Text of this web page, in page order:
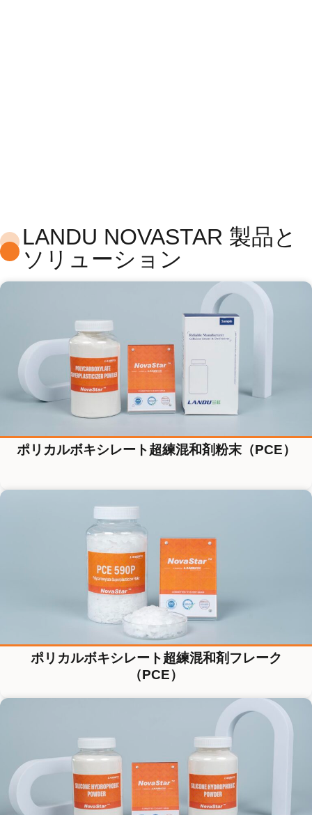
LANDU NOVASTAR 製品と
ソリューション
ポリカルボキシレート超練混和剤粉末（PCE）
ポリカルボキシレート超練混和剤フレーク
（PCE）